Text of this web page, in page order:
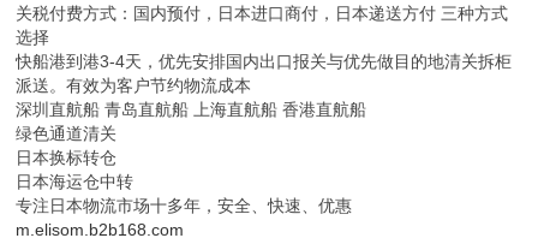
关税付费方式：国内预付，日本进口商付，日本递送方付 三种方式
选择
快船港到港3-4天，优先安排国内出口报关与优先做目的地清关拆柜
派送。有效为客户节约物流成本
深圳直航船 青岛直航船 上海直航船 香港直航船
绿色通道清关
日本换标转仓
日本海运仓中转
专注日本物流市场十多年，安全、快速、优惠
m.elisom.b2b168.com